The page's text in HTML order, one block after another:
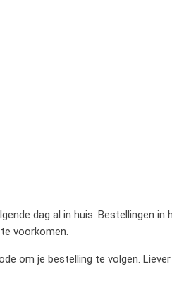
dag al in huis. Bestellingen in
voorkomen.
om je bestelling te volgen.